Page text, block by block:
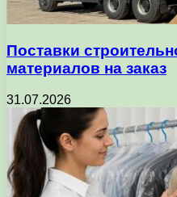
Поставки
материалов на заказ
31.07.2026